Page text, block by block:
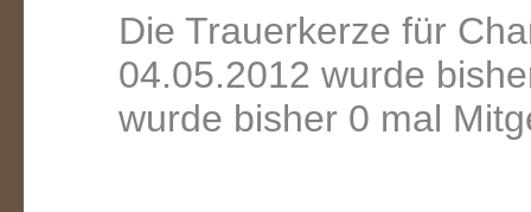
Die Trauerkerze für
04.05.2012 wurde
wurde bisher 0 mal